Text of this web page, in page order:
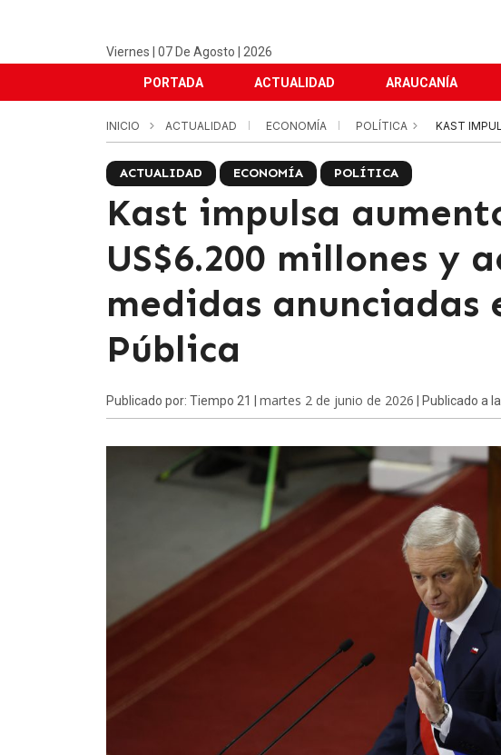
Viernes | 07 De Agosto | 2026
PORTADA ACTUALIDAD ARAUCANÍA
INICIO ACTUALIDAD ECONOMÍA POLÍTICA KAST
ACTUALIDAD ECONOMÍA POLÍTICA
Kast impulsa
US$6.200 millones y
medidas anunciadas
Pública
Publicado por: Tiempo 21 | martes 2 de junio de 2026 | Publicado a